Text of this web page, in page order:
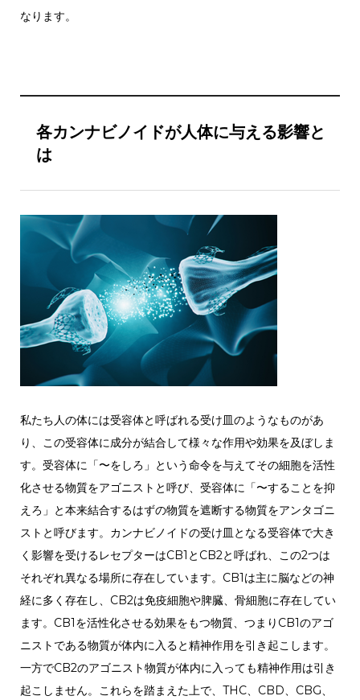
なります。
各カンナビノイドが人体に与える影響と
は
私たち人の体には受容体と呼ばれる受け皿のようなものがあ
り、 この受容体に成分が結合して様々な作用や効果を及ぼしま
す。受容体に「〜をしろ」という命令を与えてその細胞を活性
化させる物質をアゴニストと呼び、受容体に「〜することを抑
えろ」と本来結合するはずの物質を遮断する物質をアンタゴニ
ストと呼びます。 カンナビノイドの受け皿となる受容体で大き
く影響を受けるレセプターはCB1とCB2と呼ばれ、この2つは
それぞれ異なる場所に存在しています。CB1は主に脳などの神
経に多く存在し、CB2は免疫細胞や脾臓、骨細胞に存在してい
ます。CB1を活性化させる効果をもつ物質、つまりCB1のアゴ
ニストである物質が体内に入ると精神作用を引き起こします。
一方でCB2のアゴニスト物質が体内に入っても精神作用は引き
起こしません。これらを踏まえた上で、THC、CBD、CBG、